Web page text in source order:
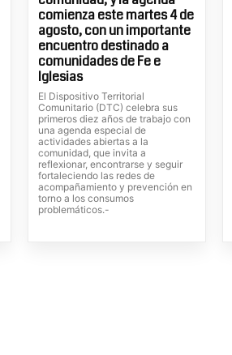
comienza este martes 4 de
agosto, con un importante
encuentro destinado a
comunidades de Fe e
Iglesias
El Dispositivo Territorial
Comunitario (DTC) celebra sus
primeros diez años de trabajo con
una agenda especial de
actividades abiertas a la
comunidad, que invita a
reflexionar, encontrarse y seguir
fortaleciendo las redes de
acompañamiento y prevención en
torno a los consumos
problemáticos.-